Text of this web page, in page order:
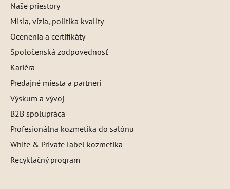
Naše priestory
Misia, vízia, politika kvality
Ocenenia a certifikáty
Spoločenská zodpovednosť
Kariéra
Predajné miesta a partneri
Výskum a vývoj
B2B spolupráca
Profesionálna kozmetika do salónu
White & Private label kozmetika
Recyklačný program